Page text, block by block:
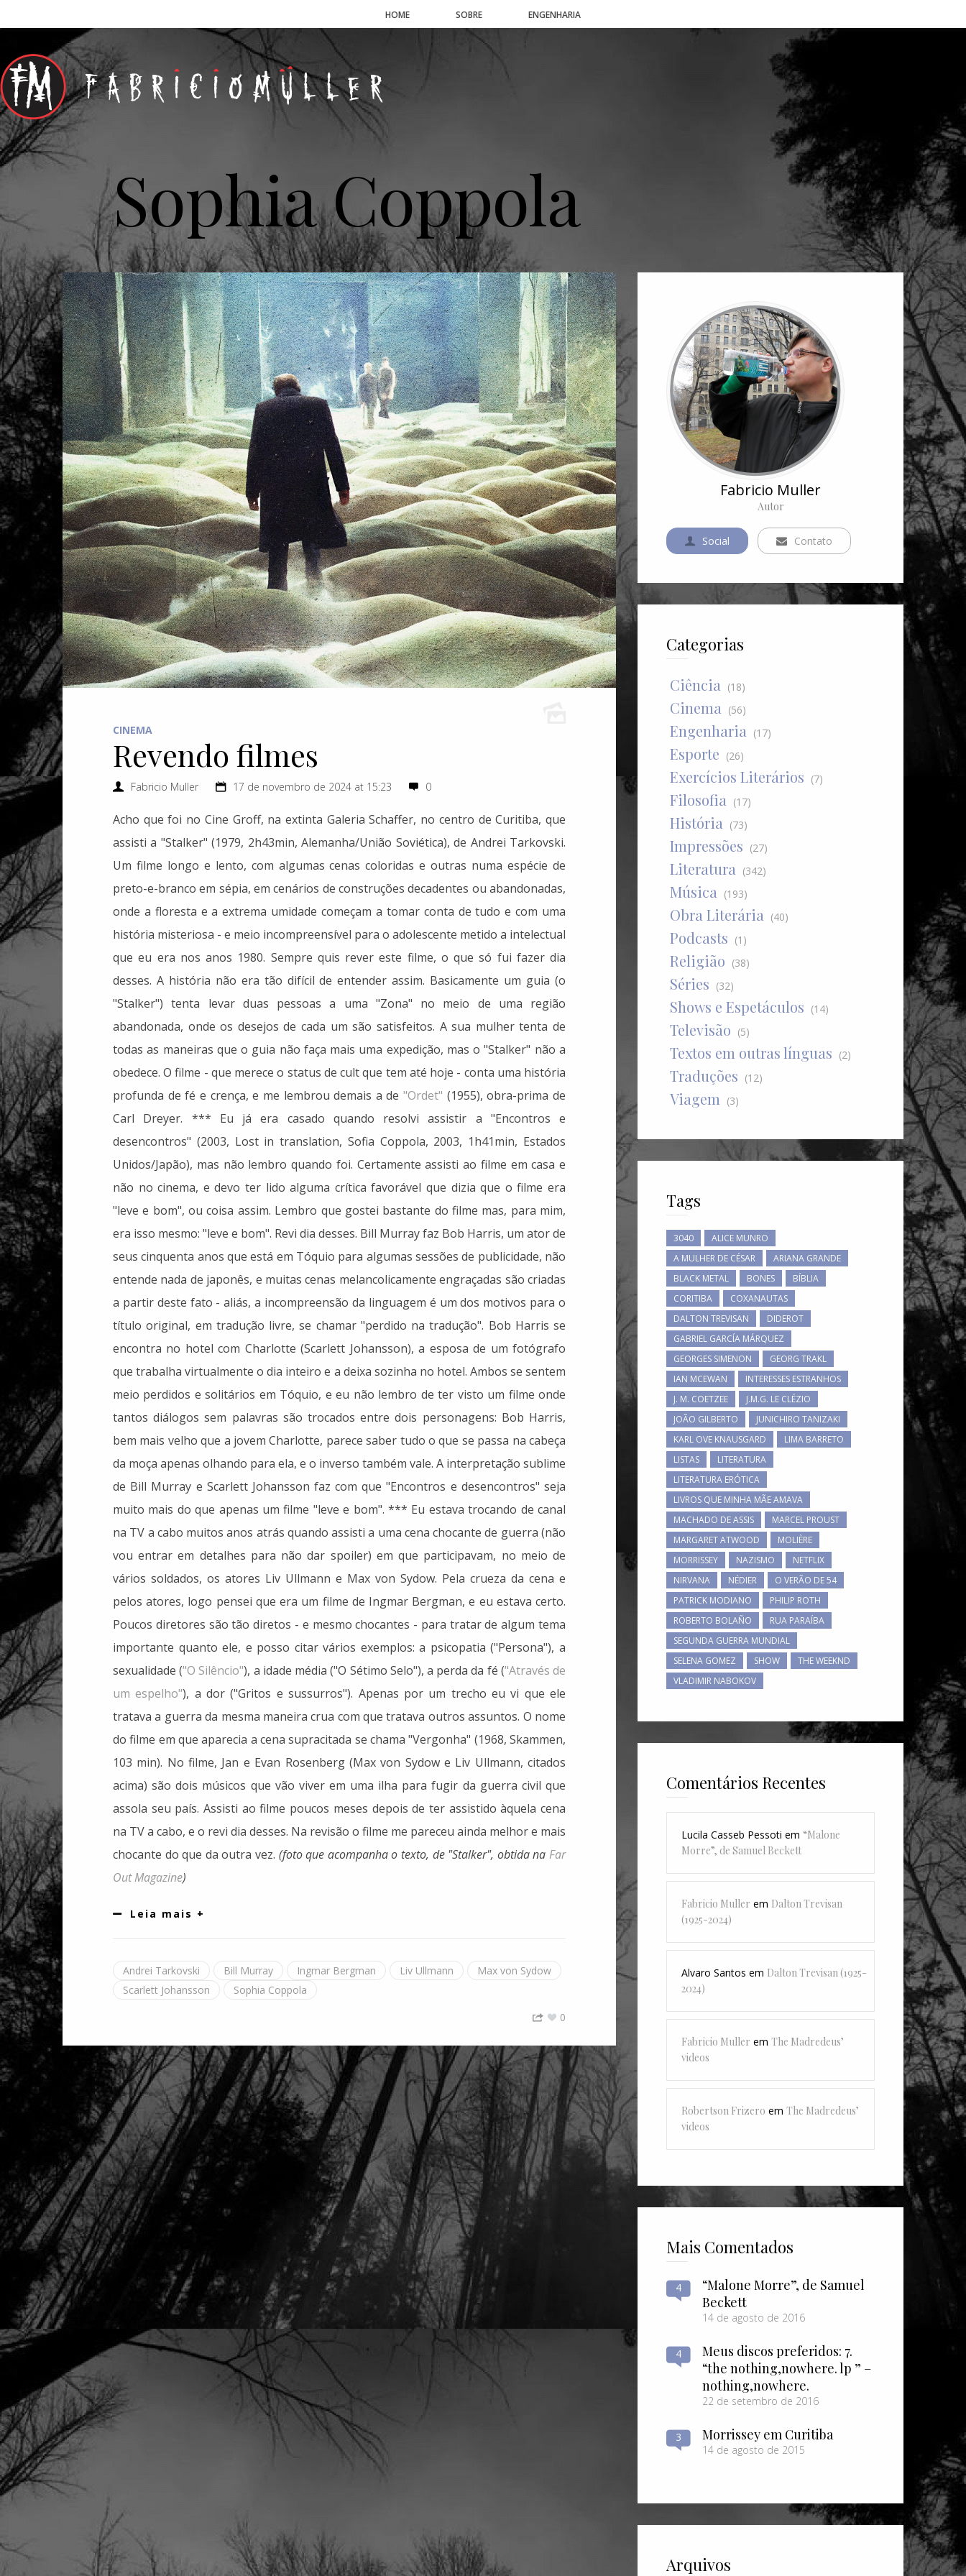
HOME SOBRE ENGENHARIA
Sophia Coppola
CINEMA
Revendo filmes
Fabricio Muller 17 de novembro de 2024 at 15:23 0
Acho que foi no Cine Groff, na extinta Galeria Schaffer, no centro de Curitiba, que
assisti a "Stalker" (1979, 2h43min, Alemanha/União Soviética), de Andrei Tarkovski.
Um filme longo e lento, com algumas cenas coloridas e outras numa espécie de
preto-e-branco em sépia, em cenários de construções decadentes ou abandonadas,
onde a floresta e a extrema umidade começam a tomar conta de tudo e com uma
história misteriosa - e meio incompreensível para o adolescente metido a intelectual
que eu era nos anos 1980. Sempre quis rever este filme, o que só fui fazer dia
desses. A história não era tão difícil de entender assim. Basicamente um guia (o
"Stalker") tenta levar duas pessoas a uma "Zona" no meio de uma região
abandonada, onde os desejos de cada um são satisfeitos. A sua mulher tenta de
todas as maneiras que o guia não faça mais uma expedição, mas o "Stalker" não a
obedece. O filme - que merece o status de cult que tem até hoje - conta uma história
profunda de fé e crença, e me lembrou demais a de"Ordet" (1955), obra-prima de
Carl Dreyer. *** Eu já era casado quando resolvi assistir a "Encontros e
desencontros" (2003, Lost in translation, Sofia Coppola, 2003, 1h41min, Estados
Unidos/Japão), mas não lembro quando foi. Certamente assisti ao filme em casa e
não no cinema, e devo ter lido alguma crítica favorável que dizia que o filme era
"leve e bom", ou coisa assim. Lembro que gostei bastante do filme mas, para mim,
era isso mesmo: "leve e bom". Revi dia desses. Bill Murray faz Bob Harris, um ator de
seus cinquenta anos que está em Tóquio para algumas sessões de publicidade, não
entende nada de japonês, e muitas cenas melancolicamente engraçadas são criadas
a partir deste fato - aliás, a incompreensão da linguagem é um dos motivos para o
título original, em tradução livre, se chamar "perdido na tradução". Bob Harris se
encontra no hotel com Charlotte (Scarlett Johansson), a esposa de um fotógrafo
que trabalha virtualmente o dia inteiro e a deixa sozinha no hotel. Ambos se sentem
meio perdidos e solitários em Tóquio, e eu não lembro de ter visto um filme onde
tantos diálogos sem palavras são trocados entre dois personagens: Bob Harris,
bem mais velho que a jovem Charlotte, parece saber tudo o que se passa na cabeça
da moça apenas olhando para ela, e o inverso também vale. A interpretação sublime
de Bill Murray e Scarlett Johansson faz com que "Encontros e desencontros" seja
muito mais do que apenas um filme "leve e bom". *** Eu estava trocando de canal
na TV a cabo muitos anos atrás quando assisti a uma cena chocante de guerra (não
vou entrar em detalhes para não dar spoiler) em que participavam, no meio de
vários soldados, os atores Liv Ullmann e Max von Sydow. Pela crueza da cena e
pelos atores, logo pensei que era um filme de Ingmar Bergman, e eu estava certo.
Poucos diretores são tão diretos - e mesmo chocantes - para tratar de algum tema
importante quanto ele, e posso citar vários exemplos: a psicopatia ("Persona"), a
sexualidade ("O Silêncio"), a idade média ("O Sétimo Selo"), a perda da fé ("Através de
um espelho"), a dor ("Gritos e sussurros"). Apenas por um trecho eu vi que ele
tratava a guerra da mesma maneira crua com que tratava outros assuntos. O nome
do filme em que aparecia a cena supracitada se chama "Vergonha" (1968, Skammen,
103 min). No filme, Jan e Evan Rosenberg (Max von Sydow e Liv Ullmann, citados
acima) são dois músicos que vão viver em uma ilha para fugir da guerra civil que
assola seu país. Assisti ao filme poucos meses depois de ter assistido àquela cena
na TV a cabo, e o revi dia desses. Na revisão o filme me pareceu ainda melhor e mais
chocante do que da outra vez. (foto que acompanha o texto, de "Stalker", obtida na Far
Out Magazine)
Leia mais +
Andrei Tarkovski Bill Murray Ingmar Bergman Liv Ullmann
Max von Sydow
Scarlett Johansson
Sophia Coppola
0
Fabricio Muller
Autor
Social Contato
Categorias
Ciência (18)
Cinema (56)
Engenharia (17)
Esporte (26)
Exercícios Literários (7)
Filosofia (17)
História (73)
Impressões (27)
Literatura (342)
Música (193)
Obra Literária (40)
Podcasts (1)
Religião (38)
Séries (32)
Shows e Espetáculos (14)
Televisão (5)
Textos em outras línguas (2)
Traduções (12)
Viagem (3)
Tags
3040
ALICE MUNRO
A MULHER DE CÉSAR
ARIANA GRANDE
BLACK METAL
BONES
BÍBLIA
CORITIBA
COXANAUTAS
DALTON TREVISAN
DIDEROT
GABRIEL GARCÍA MÁRQUEZ
GEORGES SIMENON
GEORG TRAKL
IAN MCEWAN
INTERESSES ESTRANHOS
J. M. COETZEE
J.M.G. LE CLÉZIO
JOÃO GILBERTO
JUNICHIRO TANIZAKI
KARL OVE KNAUSGARD
LIMA BARRETO
LISTAS
LITERATURA
LITERATURA ERÓTICA
LIVROS QUE MINHA MÃE AMAVA
MACHADO DE ASSIS
MARCEL PROUST
MARGARET ATWOOD
MOLIÈRE
MORRISSEY
NAZISMO
NETFLIX
NIRVANA
NÉDIER
O VERÃO DE 54
PATRICK MODIANO
PHILIP ROTH
ROBERTO BOLAÑO
RUA PARAÍBA
SEGUNDA GUERRA MUNDIAL
SELENA GOMEZ
SHOW
THE WEEKND
VLADIMIR NABOKOV
Comentários Recentes
Lucila Casseb Pessoti em “Malone
Morre”, de Samuel Beckett
Fabricio Muller em Dalton Trevisan
(1925-2024)
Alvaro Santos em Dalton Trevisan (1925-
2024)
Fabricio Muller em The Madredeus’
videos
Robertson Frizero em The Madredeus’
videos
Mais Comentados
4
“Malone Morre”, de Samuel
Beckett
14 de agosto de 2016
4
Meus discos preferidos: 7.
“the nothing​,​nowhere. lp ” –
nothing​,​nowhere.
22 de setembro de 2016
3 Morrissey em Curitiba
14 de agosto de 2015
Arquivos